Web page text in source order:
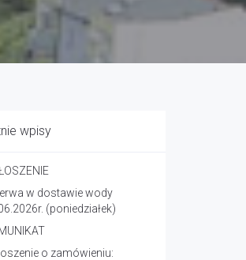
wpisy
w dostawie wody
(poniedziałek)
o zamówieniu: